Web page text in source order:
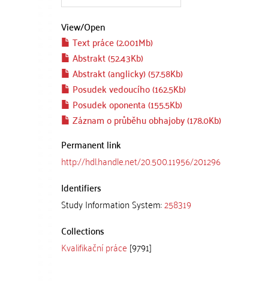
View/Open
Text práce (2.001Mb)
Abstrakt (52.43Kb)
Abstrakt (anglicky) (57.58Kb)
Posudek vedoucího (162.5Kb)
Posudek oponenta (155.5Kb)
Záznam o průběhu obhajoby (178.0Kb)
Permanent link
http://hdl.handle.net/20.500.11956/201296
Identifiers
Study Information System:258319
Collections
Kvalifikační práce [9791]